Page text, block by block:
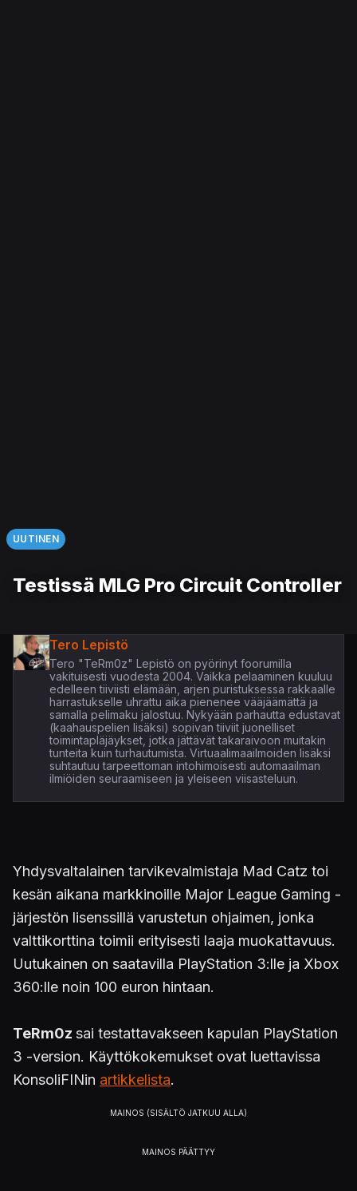
UUTINEN
Testissä MLG Pro Circuit Controller
Tero Lepistö
Tero "TeRm0z" Lepistö on pyörinyt foorumilla
vakituisesti vuodesta 2004. Vaikka pelaaminen kuuluu
edelleen tiiviisti elämään, arjen puristuksessa rakkaalle
harrastukselle uhrattu aika pienenee vääjäämättä ja
samalla pelimaku jalostuu. Nykyään parhautta edustavat
(kaahauspelien lisäksi) sopivan tiiviit juonelliset
toimintapläjäykset, jotka jättävät takaraivoon muitakin
tunteita kuin turhautumista. Virtuaalimaailmoiden lisäksi
suhtautuu tarpeettoman intohimoisesti automaailman
ilmiöiden seuraamiseen ja yleiseen viisasteluun.
Yhdysvaltalainen tarvikevalmistaja Mad Catz toi
kesän aikana markkinoille Major League Gaming -
järjestön lisenssillä varustetun ohjaimen, jonka
valttikorttina toimii erityisesti laaja muokattavuus.
Uutukainen on saatavilla PlayStation 3:lle ja Xbox
360:lle noin 100 euron hintaan.
TeRm0z sai testattavakseen kapulan PlayStation
3 -version. Käyttökokemukset ovat luettavissa
KonsoliFINin artikkelista.